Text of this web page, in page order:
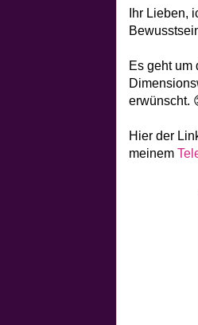
Ihr Lieben,
Es geht um
erwünscht.
Hier der
meinem